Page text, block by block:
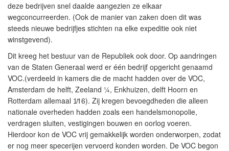
deze bedrijven snel daalde aangezien ze elkaar
wegconcurreerden. (Ook de manier van zaken doen dit was
steeds nieuwe bedrijfjes stichten na elke expeditie ook niet
winstgevend).
Dit kreeg het bestuur van de Republiek ook door. Op aandringen
van de Staten Generaal werd er één bedrijf opgericht genaamd
VOC.(verdeeld in kamers die de macht hadden over de VOC,
Amsterdam de helft, Zeeland ¼, Enkhuizen, delft Hoorn en
Rotterdam allemaal 1̸16). Zij kregen bevoegdheden die alleen
nationale overheden hadden zoals een handelsmonopolie,
verdragen sluiten, vestigingen bouwen en oorlog voeren.
Hierdoor kon de VOC vrij gemakkelijk worden onderworpen, zodat
er nog meer specerijen vervoerd konden worden. De VOC begon